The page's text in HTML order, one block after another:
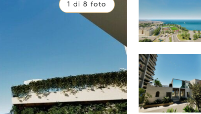
1 di 8 foto